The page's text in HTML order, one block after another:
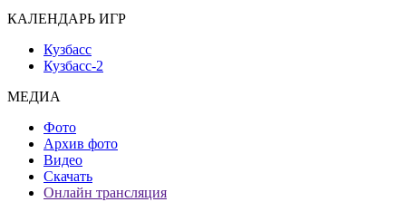
КАЛЕНДАРЬ ИГР
Кузбасс
Кузбасс-2
МЕДИА
Фото
Архив фото
Видео
Скачать
Онлайн трансляция